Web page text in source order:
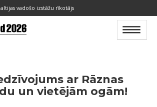
vadošo izstāžu rīkotājs
Toggle
ar Rāznas
un vietējām ogām!